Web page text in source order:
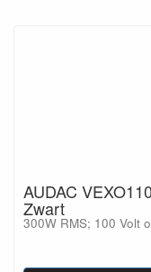
AUDAC
Zwart
300W RMS; 100 Volt